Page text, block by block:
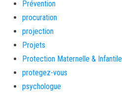
Prévention
procuration
projection
Projets
Protection Maternelle & Infantile
protegez-vous
psychologue